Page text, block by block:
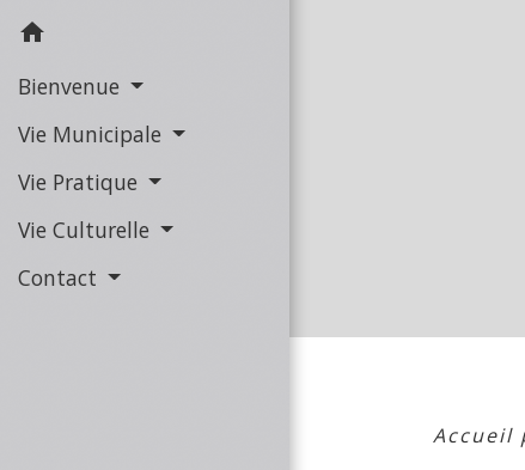
home
Bienvenue
Vie Municipale
Vie Pratique
Vie Culturelle
Contact
Accueil